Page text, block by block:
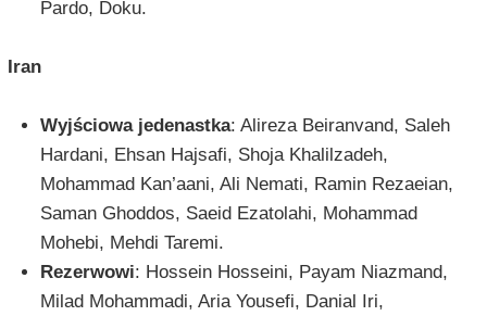
Pardo, Doku.
Iran
Wyjściowa jedenastka: Alireza Beiranvand, Saleh
Hardani, Ehsan Hajsafi, Shoja Khalilzadeh,
Mohammad Kan’aani, Ali Nemati, Ramin Rezaeian,
Saman Ghoddos, Saeid Ezatolahi, Mohammad
Mohebi, Mehdi Taremi.
Rezerwowi: Hossein Hosseini, Payam Niazmand,
Milad Mohammadi, Aria Yousefi, Danial Iri,